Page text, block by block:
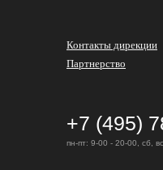
Контакты дирекции
Партнерство
+7 (495)
пн-пт: 9-00 - 20-00, сб,